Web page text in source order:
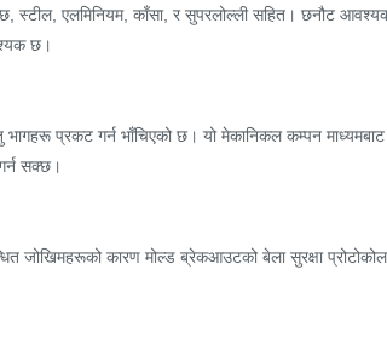
स्टील, एलमिनियम, काँसा, र सुपरलोल्ली सहित। छनौट
छ।
प्रकट गर्न भाँचिएको छ। यो मेकानिकल कम्पन
सक्छ।
कारण मोल्ड ब्रेकआउटको बेला सुरक्षा